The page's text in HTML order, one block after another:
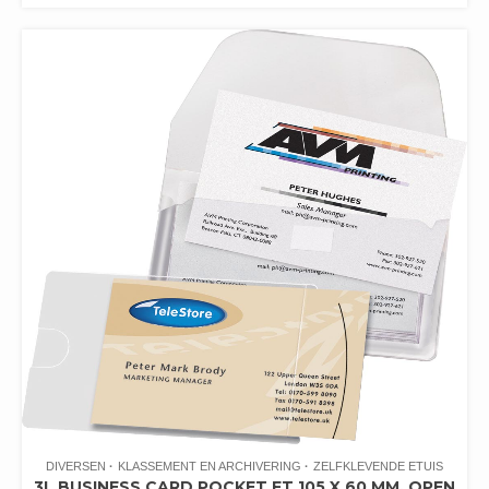
DIVERSEN KLASSEMENT EN ARCHIVERING ZELFKLEVENDE ETUIS